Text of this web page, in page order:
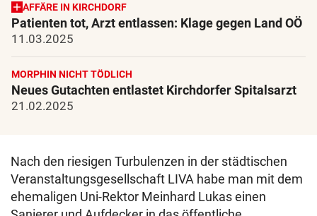
AFFÄRE IN KIRCHDORF
Patienten tot, Arzt entlassen: Klage gegen Land OÖ
11.03.2025
MORPHIN NICHT TÖDLICH
Neues Gutachten entlastet Kirchdorfer Spitalsarzt
21.02.2025
Nach den riesigen Turbulenzen in der städtischen
Veranstaltungsgesellschaft LIVA habe man mit dem
ehemaligen Uni-Rektor Meinhard Lukas einen